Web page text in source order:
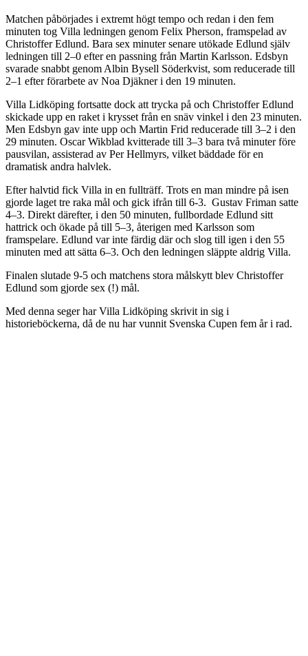
Matchen påbörjades i extremt högt tempo och redan i den fem
minuten tog Villa ledningen genom Felix Pherson, framspelad av
Christoffer Edlund. Bara sex minuter senare utökade Edlund själv
ledningen till 2–0 efter en passning från Martin Karlsson. Edsbyn
svarade snabbt genom Albin Bysell Söderkvist, som reducerade till
2–1 efter förarbete av Noa Djäkner i den 19 minuten.
Villa Lidköping fortsatte dock att trycka på och Christoffer Edlund
skickade upp en raket i krysset från en snäv vinkel i den 23 minuten.
Men Edsbyn gav inte upp och Martin Frid reducerade till 3–2 i den
29 minuten. Oscar Wikblad kvitterade till 3–3 bara två minuter före
pausvilan, assisterad av Per Hellmyrs, vilket bäddade för en
dramatisk andra halvlek.
Efter halvtid fick Villa in en fullträff. Trots en man mindre på isen
gjorde laget tre raka mål och gick ifrån till 6-3. Gustav Friman satte
4–3. Direkt därefter, i den 50 minuten, fullbordade Edlund sitt
hattrick och ökade på till 5–3, återigen med Karlsson som
framspelare. Edlund var inte färdig där och slog till igen i den 55
minuten med att sätta 6–3. Och den ledningen släppte aldrig Villa.
Finalen slutade 9-5 och matchens stora målskytt blev Christoffer
Edlund som gjorde sex (!) mål.
Med denna seger har Villa Lidköping skrivit in sig i
historieböckerna, då de nu har vunnit Svenska Cupen fem år i rad.